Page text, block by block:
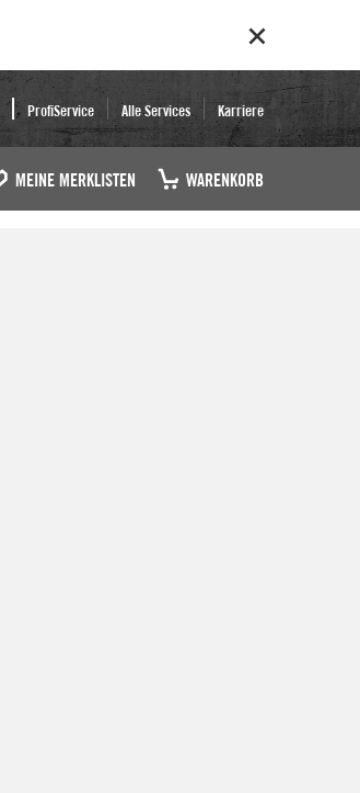
ProfiService Alle Services Karriere
MEINE MERKLISTEN WARENKORB